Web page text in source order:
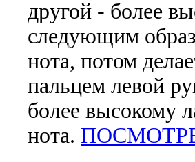
другой - более
следующим
нота, потом
пальцем левой
более высокому
нота.